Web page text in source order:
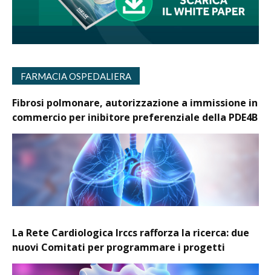
FARMACIA OSPEDALIERA
Fibrosi polmonare, autorizzazione a immissione in
commercio per inibitore preferenziale della PDE4B
La Rete Cardiologica Irccs rafforza la ricerca: due
nuovi Comitati per programmare i progetti